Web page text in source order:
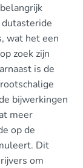
wat het een
zoek zijn
is de
bijwerkingen
meer
op de
Dit
om